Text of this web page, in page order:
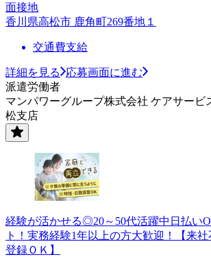
面接地
香川県高松市 鹿角町269番地１
交通費支給
詳細を見る
応募画面に進む
派遣労働者
マンパワーグループ株式会社 ケアサー
松支店
経験が活かせる◎20～50代活躍中日払い
ト！実務経験1年以上の方大歓迎！【来
登録ＯＫ】